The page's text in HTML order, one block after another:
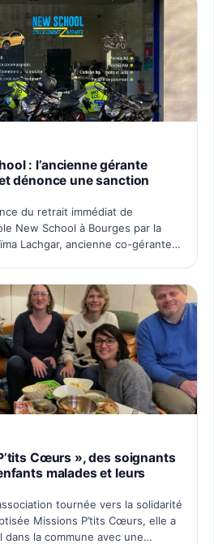
: l’ancienne gérante
dénonce une sanction
du retrait immédiat de
New School à Bourges par la
Lachgar, ancienne co-gérante
Cœurs », des soignants
malades et leurs
tournée vers la solidarité
Missions P’tits Cœurs, elle a
la commune avec une